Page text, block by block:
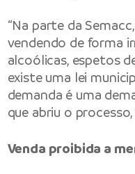
“Na parte da
vendendo de forma
alcoólicas, espetos
existe uma lei
demanda é uma
que abriu o
Venda proibida a